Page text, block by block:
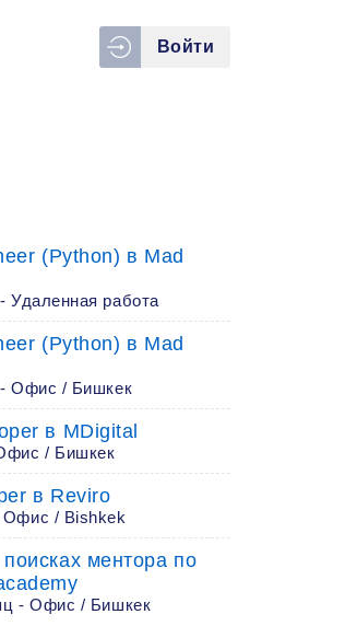
Войти
(Python) в Mad
Удаленная работа
(Python) в Mad
- Офис / Бишкек
в MDigital
/ Бишкек
в Reviro
Офис / Bishkek
ментора по
- Офис / Бишкек